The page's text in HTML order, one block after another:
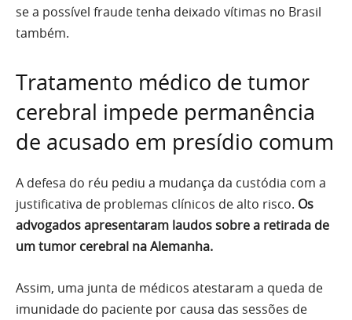
se a possível fraude tenha deixado vítimas no Brasil
também.
Tratamento médico de tumor
cerebral impede permanência
de acusado em presídio comum
A defesa do réu pediu a mudança da custódia com a
justificativa de problemas clínicos de alto risco. Os
advogados apresentaram laudos sobre a retirada de
um tumor cerebral na Alemanha.
Assim, uma junta de médicos atestaram a queda de
imunidade do paciente por causa das sessões de